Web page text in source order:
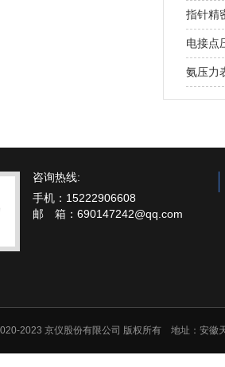
指针精
电接点
氨压力
咨询热线:
手机：15222906608
邮 箱：690147242@qq.com
2023 京仪股份有限公司 版权所有 地址：安